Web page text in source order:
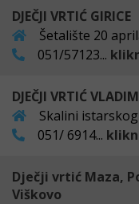
DJEČJI VRTIĆ GIRICE
Šetalište 20
051/57123...
DJEČJI VRTIĆ
Skalini
051/ 6914...
Dječji vrtić Maza,
Viškovo